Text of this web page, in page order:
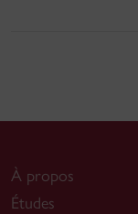
À propos
Études